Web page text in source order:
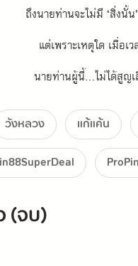
ถึงนายท่านจะไม่มี ‘สิ่งนั้
แต่เพราะเหตุใด เมื่อ
นายท่านผู้นี้...ไม่ได้สูญ
วังหลวง แก้แค้น
(จบ)